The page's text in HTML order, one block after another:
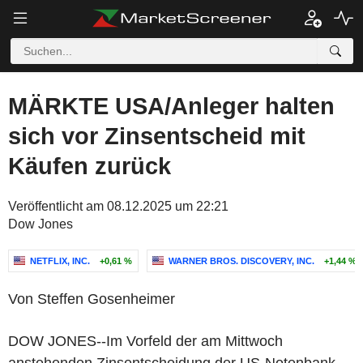
MÄRKTE USA/Anleger halten
sich vor Zinsentscheid mit
Käufen zurück
Veröffentlicht am 08.12.2025 um 22:21
Dow Jones
NETFLIX, INC. +0,61 % WARNER BROS. DISCOVERY, INC. +1,44 %
Von Steffen Gosenheimer
DOW JONES--Im Vorfeld der am Mittwoch